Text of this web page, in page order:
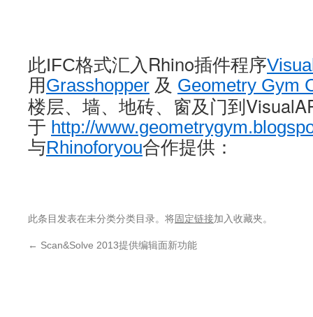
此IFC格式汇入 Rhino插件程序
用Grasshopper 及 Geometry Gym
楼层、墙、地砖、窗及门到
于 http://
与Rhinoforyou合作提供：
此条目发表在未分类分类目录。将固定链接加入收藏夹。
← Scan&Solve 2013提供编辑面新功能